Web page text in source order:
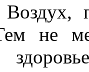
не